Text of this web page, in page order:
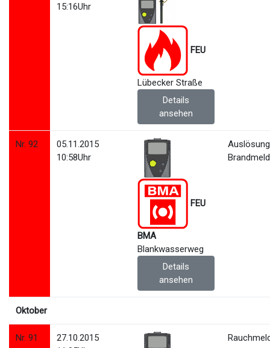
15:16Uhr
FEU
Lübecker Straße
Details
ansehen
Nr. 92
05.11.2015
10:58Uhr
FEU
BMA
Blankwasserweg
Details
ansehen
Auslösung
Oktober
Nr. 91
27.10.2015